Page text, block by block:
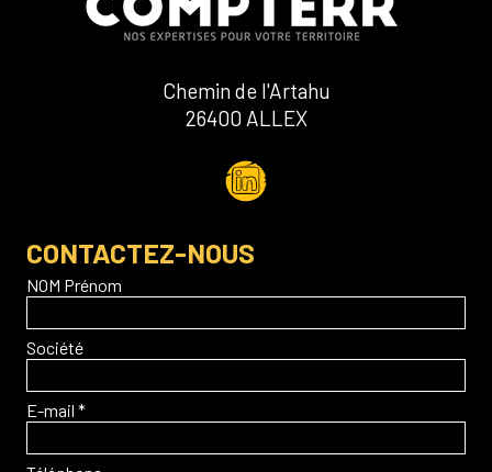
Chemin de l'Artahu
26400 ALLEX
CONTACTEZ-NOUS
NOM Prénom
Société
E-mail *